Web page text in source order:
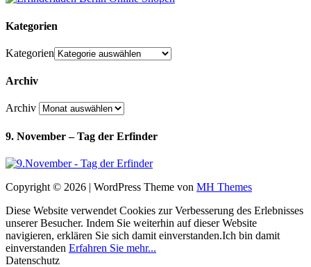
Kategorien
Kategorien
Archiv
Archiv
9. November – Tag der Erfinder
Copyright © 2026 | WordPress Theme von MH Themes
Diese Website verwendet Cookies zur Verbesserung des Erlebnisses
unserer Besucher. Indem Sie weiterhin auf dieser Website
navigieren, erklären Sie sich damit einverstanden.Ich bin damit
einverstanden Erfahren Sie mehr...
Datenschutz